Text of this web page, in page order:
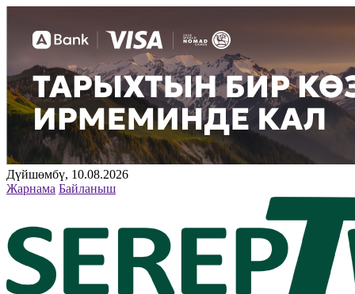
Дүйшөмбү, 10.08.2026
Жарнама Байланыш